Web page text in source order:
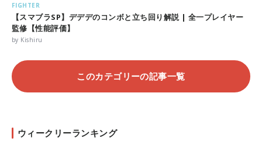
FIGHTER
【スマブラSP】デデデのコンボと立ち回り解説 | 全一プレイヤー
監修【性能評価】
by Kishiru
このカテゴリーの記事一覧
ウィークリーランキング